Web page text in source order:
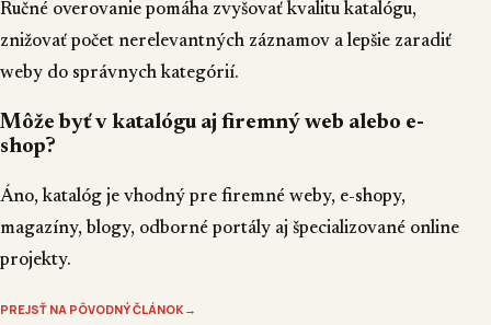
Ručné overovanie pomáha zvyšovať kvalitu katalógu,
znižovať počet nerelevantných záznamov a lepšie zaradiť
weby do správnych kategórií.
Môže byť v katalógu aj firemný web alebo e-
shop?
Áno, katalóg je vhodný pre firemné weby, e-shopy,
magazíny, blogy, odborné portály aj špecializované online
projekty.
PREJSŤ NA PÔVODNÝ ČLÁNOK→